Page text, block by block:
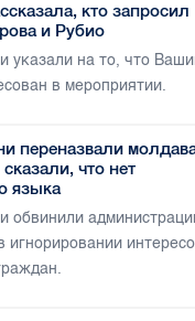
кто запросил
и Рубио
указали на то, что
в мероприятии.
переназвали
что нет
языка
обвинили
игнорировании